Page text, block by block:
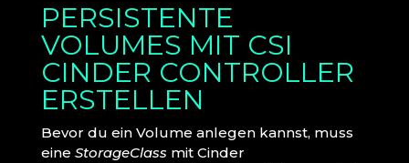
PERSISTENTE
VOLUMES MIT CSI
CINDER CONTROLLER
ERSTELLEN
Bevor du ein Volume anlegen kannst, muss
eine StorageClass mit Cinder